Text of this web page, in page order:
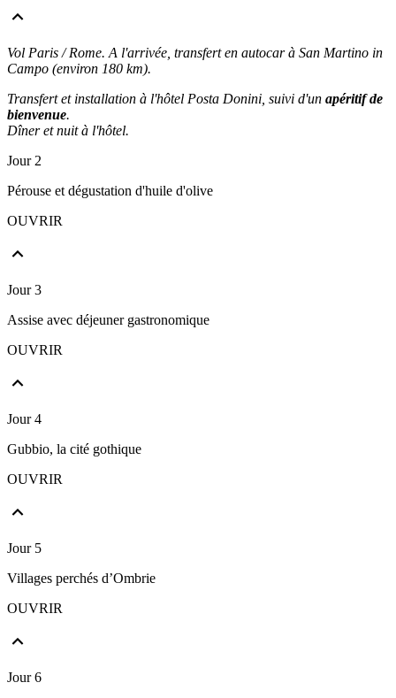
Vol Paris / Rome. A l'arrivée, transfert en autocar à San Martino in
Campo (environ 180 km).
Transfert et installation à l'hôtel Posta Donini, suivi d'un apéritif de
bienvenue.
Dîner et nuit à l'hôtel.
Jour 2
Pérouse et dégustation d'huile d'olive
OUVRIR
Jour 3
Assise avec déjeuner gastronomique
OUVRIR
Jour 4
Gubbio, la cité gothique
OUVRIR
Jour 5
Villages perchés d’Ombrie
OUVRIR
Jour 6